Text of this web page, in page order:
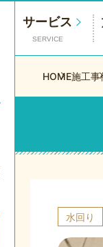
サービス
SERVICE
HOME施工事
水回り